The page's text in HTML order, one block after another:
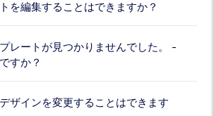
を編集することはできますか？
レートが見つかりませんでした。 -
すか？
ザインを変更することはできます